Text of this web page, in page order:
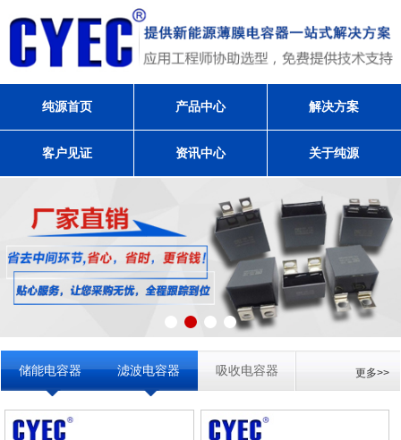
纯源首页 产品中心 解决方案
客户见证 资讯中心 关于纯源
储能电容器 滤波电容器 吸收电容器 更多>>